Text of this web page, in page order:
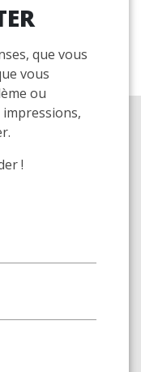
que vous
vous
ou
!